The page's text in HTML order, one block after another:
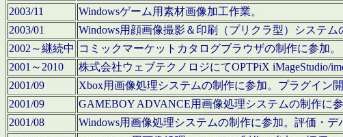
2003/11
Windowsゲーム用素材画像加工作業。
2003/01
Windows用顔画像撮影＆印刷（プリクラ型）システム
2002～継続中 コミックマーケットカタログブラウザの制作に参加。
2001～2010
株式会社ウェブテクノロジにてOPTPiX iMageStudio/
2001/09
Xbox用画像処理システムの制作に参加。プラグイン
2001/09
GAMEBOY ADVANCE用画像処理システムの制作に
2001/08
Windows用画像処理システムの制作に参加。評価・デ